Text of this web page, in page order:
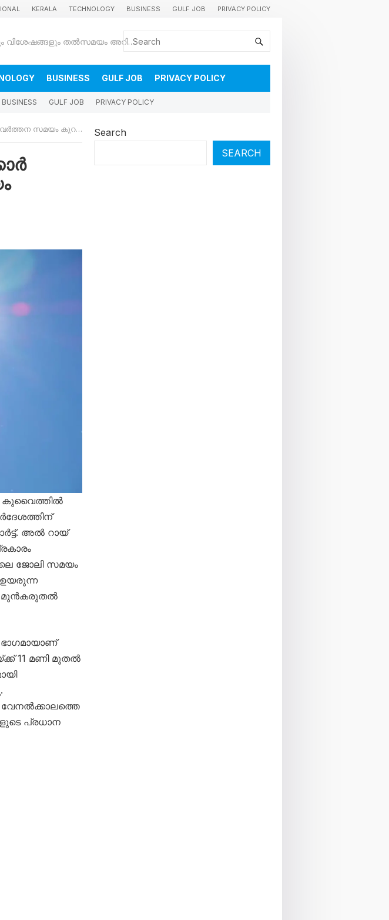
KERALA TECHNOLOGY BUSINESS GULF JOB PRIVACY POLICY
കുവൈറ്റിലെ വാർത്തകളും വിശേഷങ്ങളും തൽസമയം അറിയാൻ
BUSINESS GULF JOB PRIVACY POLICY
BUSINESS GULF JOB PRIVACY POLICY
സമയം കുറച്ചേക്കും
കുവൈത്തിൽ
അൽ റായ്
ജോലി സമയം
മുൻകരുതൽ
11 മണി മുതൽ
പ്രധാന
Search
SEARCH